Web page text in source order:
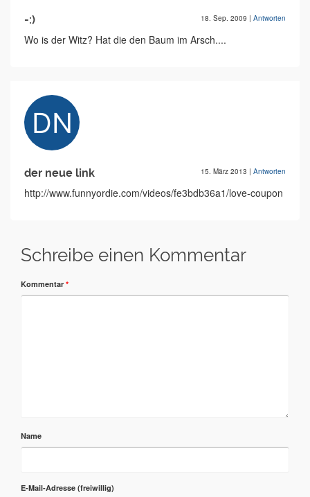
-:) 18. Sep. 2009 | Antworten
Wo is der Witz? Hat die den Baum im Arsch....
der neue link 15. März 2013 | Antworten
http://www.funnyordie.com/videos/fe3bdb36a1/love-coupon
Schreibe einen Kommentar
Kommentar *
Name
E-Mail-Adresse